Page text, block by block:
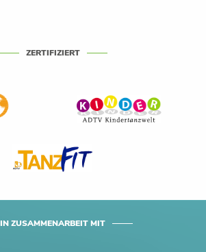
ZERTIFIZIERT
IN ZUSAMMENARBEIT MIT